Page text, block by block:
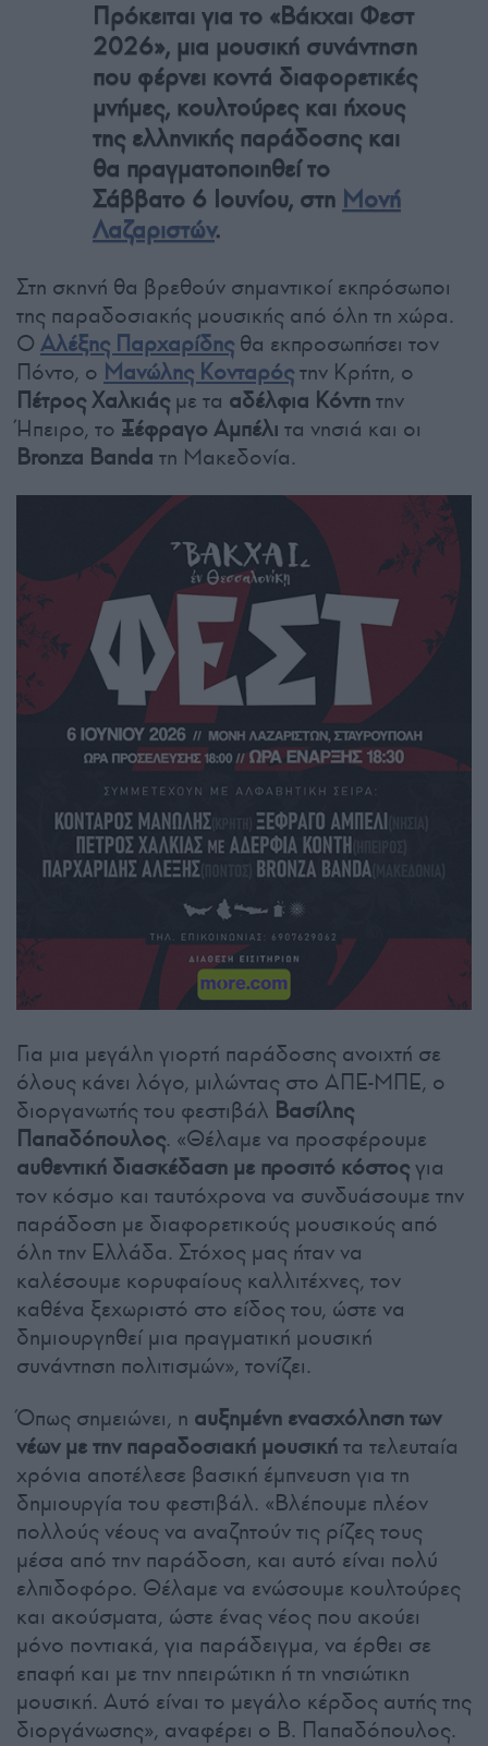
Πρόκειται για το «Βάκχαι Φεστ
2026», μια μουσική συνάντηση
που φέρνει κοντά διαφορετικές
μνήμες, κουλτούρες και ήχους
της ελληνικής παράδοσης και
θα πραγματοποιηθεί το
Σάββατο 6 Ιουνίου, στη Μονή
Λαζαριστών.
Στη σκηνή θα βρεθούν σημαντικοί εκπρόσωποι
της παραδοσιακής μουσικής από όλη τη χώρα.
Ο Αλέξης Παρχαρίδης θα εκπροσωπήσει τον
Πόντο, ο Μανώλης Κονταρόςτην Κρήτη, ο
Πέτρος Χαλκιάςμε τα αδέλφια Κόντητην
Ήπειρο, το Ξέφραγο Αμπέλι τα νησιά και οι
Bronza Banda τη Μακεδονία.
Για μια μεγάλη γιορτή παράδοσης ανοιχτή σε
όλους κάνει λόγο, μιλώντας στο ΑΠΕ-ΜΠΕ, ο
διοργανωτής του φεστιβάλ Βασίλης
Παπαδόπουλος. «Θέλαμε να προσφέρουμε
αυθεντική διασκέδαση με προσιτό κόστοςγια
τον κόσμο και ταυτόχρονα να συνδυάσουμε την
παράδοση με διαφορετικούς μουσικούς από
όλη την Ελλάδα. Στόχος μας ήταν να
καλέσουμε κορυφαίους καλλιτέχνες, τον
καθένα ξεχωριστό στο είδος του, ώστε να
δημιουργηθεί μια πραγματική μουσική
συνάντηση πολιτισμών», τονίζει.
Όπως σημειώνει, η αυξημένη ενασχόληση των
νέων με την παραδοσιακή μουσικήτα τελευταία
χρόνια αποτέλεσε βασική έμπνευση για τη
δημιουργία του φεστιβάλ. «Βλέπουμε πλέον
πολλούς νέους να αναζητούν τις ρίζες τους
μέσα από την παράδοση, και αυτό είναι πολύ
ελπιδοφόρο. Θέλαμε να ενώσουμε κουλτούρες
και ακούσματα, ώστε ένας νέος που ακούει
μόνο ποντιακά, για παράδειγμα, να έρθει σε
επαφή και με την ηπειρώτικη ή τη νησιώτικη
μουσική. Αυτό είναι το μεγάλο κέρδος αυτής της
διοργάνωσης», αναφέρει ο Β. Παπαδόπουλος.